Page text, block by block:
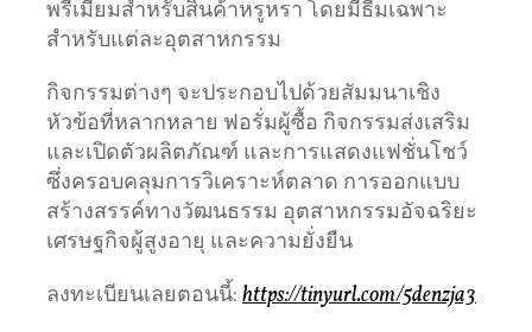
พรีเมียมสำหรับสินค้าหรูหรา โดยมีธีมเฉพาะ
สำหรับแต่ละอุตสาหกรรม
กิจกรรมต่างๆ จะประกอบไปด้วยสัมมนาเชิง
หัวข้อที่หลากหลาย ฟอรั่มผู้ซื้อ กิจกรรมส่งเสริม
และเปิดตัวผลิตภัณฑ์ และการแสดงแฟชั่นโชว์
ซึ่งครอบคลุมการวิเคราะห์ตลาด การออกแบบ
สร้างสรรค์ทางวัฒนธรรม อุตสาหกรรมอัจฉริยะ
เศรษฐกิจผู้สูงอายุ และความยั่งยืน
ลงทะเบียนเลยตอนนี้: https://tinyurl.com/5denzja3